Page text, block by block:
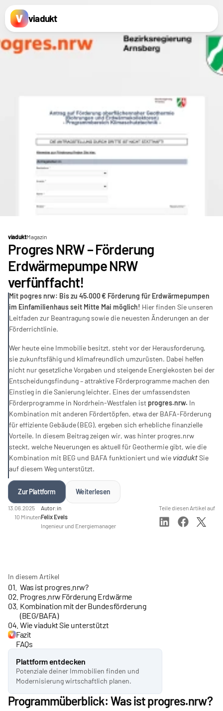
viaduktMagazin
Progres NRW – Förderung
Erdwärmepumpe NRW
verfünffacht!
Mit pogres nrw: Bis zu 45.000 € Förderung für Erdwärmepumpen
im Einfamilienhaus seit Mitte Mai möglich! Hier finden Sie unseren
Leitfaden zur Beantragung sowie die neuesten Änderungen an der
Förderrichtlinie.
Wer heute eine Immobilie besitzt, steht vor der Herausforderung,
sie zukunftsfähig und klimafreundlich umzurüsten. Dabei helfen
nicht nur gesetzliche Vorgaben und steigende Energiekosten bei der
Entscheidungsfindung – attraktive Förderprogramme machen den
Einstieg in die Sanierung leichter. Eines der umfassendsten
Förderprogramme in Nordrhein-Westfalen ist progres.nrw. In
Kombination mit anderen Fördertöpfen, etwa der BAFA-Förderung
für effiziente Gebäude (BEG), ergeben sich erhebliche finanzielle
Vorteile. In diesem Beitrag zeigen wir, was hinter progres.nrw
steckt, welche Neuerungen es aktuell für Geothermie gibt, wie die
Kombination mit BEG und BAFA funktioniert und wie viadukt Sie
auf diesem Weg unterstützt.
Zur Plattform Weiterlesen
13.06.2025
10 Minuten
Autor:in
Felix Evels
Ingenieur und Energiemanager
Teile diesen Artikel auf
Programmüberblick: Was ist progres.nrw?
In diesem Artikel
01. Was ist progres.nrw?
02. Progres.nrw Förderung Erdwärme
03. Kombination mit der Bundesförderung
(BEG/BAFA)
04. Wie viadukt Sie unterstützt
Fazit
FAQs
Plattform entdecken
Potenziale deiner Immobilien finden und
Modernisierung wirtschaftlich planen.
viadukt